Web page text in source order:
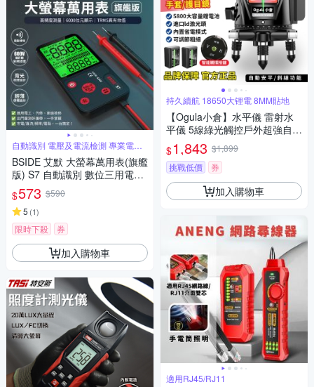
自動識別 電壓及電流檢測 專業電工
首選
BSIDE 艾默 大螢幕萬用表(旗艦
版) S7 自動識別 數位三用電表
手持電表 電工神器 USB充電萬
用表 非接觸測電壓 火線辨識 居
家水電維修工具
$573 $590
5 (1)
限時下殺 券
加入購物車
持久續航 18650大锂電 8MM貼地
【Ogula小倉】水平儀 雷射水
平儀 5線綠光觸控戶外超強自動
調平 藍光雷射水平儀打斜線
（保固兩年 售後無憂）
$1,843 $1,899
挑戰低價
券
加入購物車
適用RJ45/RJ11